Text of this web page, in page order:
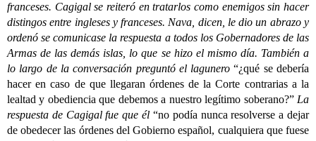
franceses. Cagigal se reiteró en tratarlos como enemigos sin hacer
distingos entre ingleses y franceses. Nava, dicen, le dio un abrazo y
ordenó se comunicase la respuesta a todos los Gobernadores de las
Armas de las demás islas, lo que se hizo el mismo día. También a
lo largo de la conversación preguntó el lagunero“¿qué se debería
hacer en caso de que llegaran órdenes de la Corte contrarias a la
lealtad y obediencia que debemos a nuestro legítimo soberano?”La
respuesta de Cagigal fue que él “no podía nunca resolverse a dejar
de obedecer las órdenes del Gobierno español, cualquiera que fuese